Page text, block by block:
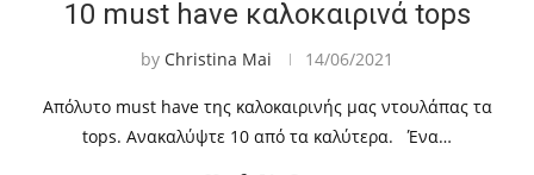
10 must have καλοκαιρινά tops
by Christina Mai 14/06/2021
Απόλυτο must have της καλοκαιρινής μας ντουλάπας τα
tops. Ανακαλύψτε 10 από τα καλύτερα. Ένα…